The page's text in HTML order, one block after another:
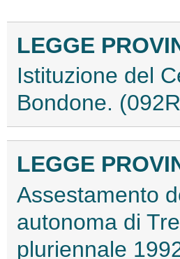
LEGGE
Istituzione del
Bondone.
LEGGE
Assestamento
autonoma di
pluriennale